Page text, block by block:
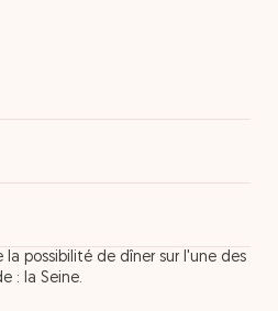
possibilité de dîner sur l'une des
: la Seine.